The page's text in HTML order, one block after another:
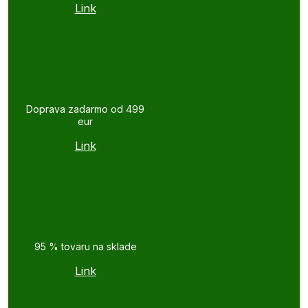
Link
Doprava zadarmo od 499
eur
Link
95 % tovaru na sklade
Link